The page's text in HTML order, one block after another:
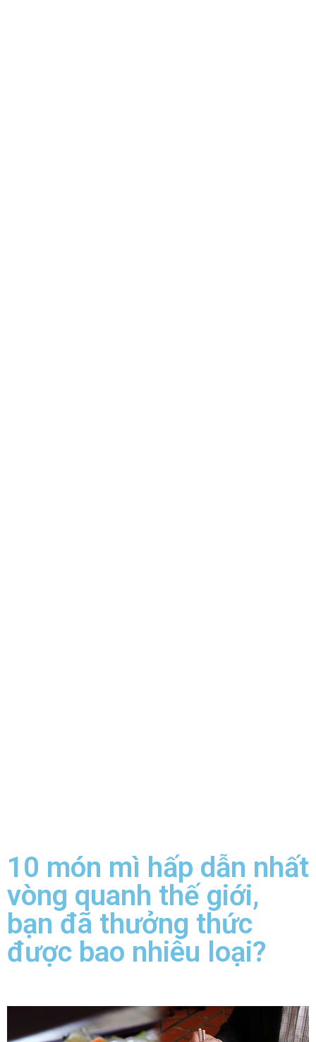
10 món mì hấp dẫn nhất
vòng quanh thế giới,
bạn đã thưởng thức
được bao nhiêu loại?